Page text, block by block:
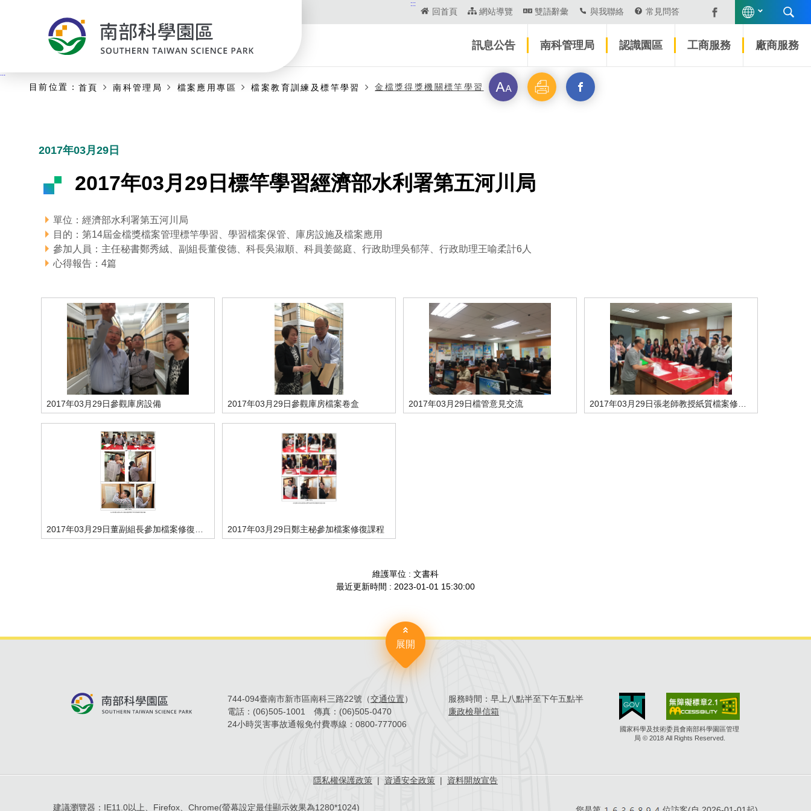
:::
回首頁 網站導覽 雙語辭彙 與我聯絡 常見問答
訊息公告 南科管理局 認識園區 工商服務 廠商服務
主要內容開始
:::
目前位置： 首頁 南科管理局 檔案應用專區 檔案教育訓練及標竿學習 金檔獎得獎機關標竿學習 字 列 另
2017年03月29日
2017年03月29日標竿學習經濟部水利署第五河川局
單位：經濟部水利署第五河川局
目的：第14屆金檔獎檔案管理標竿學習、學習檔案保管、庫房設施及檔案應用
參加人員：主任秘書鄭秀絨、副組長董俊德、科長吳淑順、科員姜懿庭、行政助理吳郁萍、行政助理王喻柔計6人
心得報告：4篇
2017年03月29日參觀庫房設備 2017年03月29日參觀庫房檔案卷盒 2017年03月29日檔管意見交流
2017年03月29日鄭主秘參加檔案修復課程
維護單位 : 文書科
最近更新時間 : 2023-01-01 15:30:00
展開
744-094臺南市新市區南科三路22號（交通位置）
電話： (06)505-1001 傳真： (06)505-0470
24小時災害事故通報免付費專線： 0800-777006
服務時間：早上八點半至下午五點半
廉政檢舉信箱
國家科學及技術委員會南部科學園區管理
局 © 2018 All Rights Reserved.
隱私權保護政策 | 資通安全政策 | 資料開放宣告
建議瀏覽器： IE11.0以上、Firefox、Chrome(螢幕設定最佳顯示效果為1280*1024)